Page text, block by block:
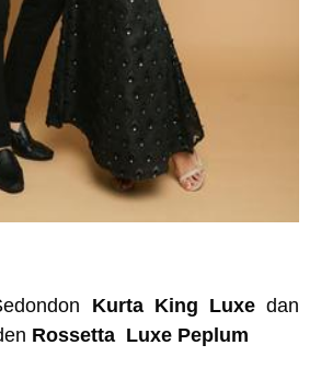
Kurta King Luxedan
Rossetta Luxe Peplum